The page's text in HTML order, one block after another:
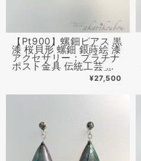
【Pt900】螺鈿ピアス 黒
漆 桜貝形 螺鈿 銀蒔絵 漆
アクセサリー：プラチナ
ポスト金具 伝統工芸 螺
鈿ジュエリー 金沢漆器
¥27,500